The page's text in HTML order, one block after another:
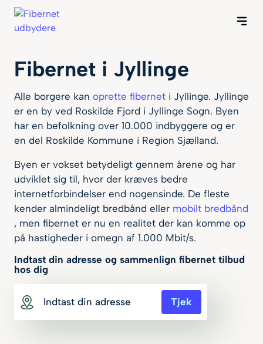
os
Fibernet i Jyllinge
Alle borgere kan oprette fibernet i Jyllinge. Jyllinge
er en by ved Roskilde Fjord i Jyllinge Sogn. Byen
har en befolkning over 10.000 indbyggere og er
en del Roskilde Kommune i Region Sjælland.
Byen er vokset betydeligt gennem årene og har
udviklet sig til, hvor der kræves bedre
internetforbindelser end nogensinde. De fleste
kender almindeligt bredbånd eller mobilt bredbånd
, men fibernet er nu en realitet der kan komme op
på hastigheder i omegn af 1.000 Mbit/s.
Indtast din adresse og sammenlign fibernet tilbud
hos dig
Tjek